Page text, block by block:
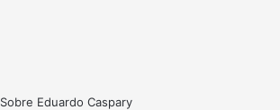
Sobre Eduardo Caspary